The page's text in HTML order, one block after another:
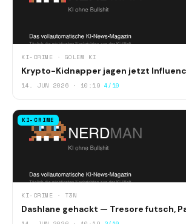
KI-CRIME · GOLEM KI
Krypto-Kidnapper jagen jetzt
14. JUN 2026 · 10:19 4/10
KI-CRIME
KI-CRIME · T3N
Dashlane gehackt — Tresore futsch,